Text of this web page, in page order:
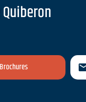
Brochures